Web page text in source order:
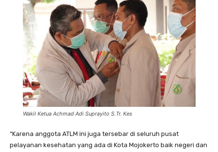
Wakil Ketua Achmad Adi Suprayito S.Tr. Kes
“Karena anggota ATLM ini juga tersebar di seluruh pusat
pelayanan kesehatan yang ada di Kota Mojokerto baik negeri dan